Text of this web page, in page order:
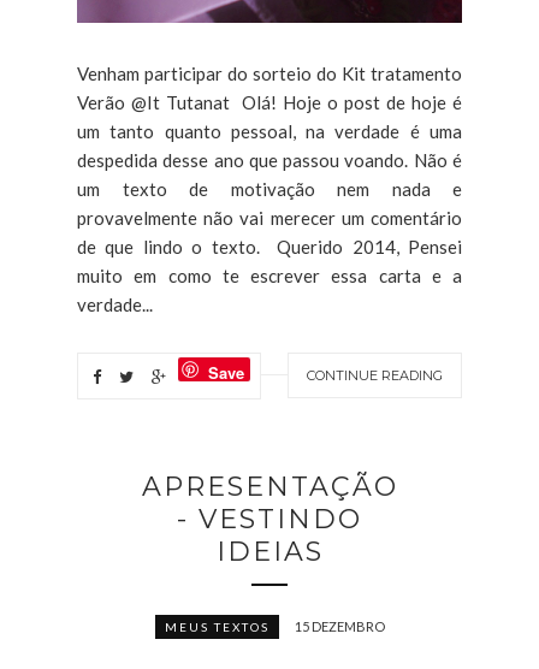
Venham participar do sorteio do Kit tratamento
Verão @It Tutanat Olá! Hoje o post de hoje é
um tanto quanto pessoal, na verdade é uma
despedida desse ano que passou voando. Não é
um texto de motivação nem nada e
provavelmente não vai merecer um comentário
de que lindo o texto. Querido 2014, Pensei
muito em como te escrever essa carta e a
verdade...
CONTINUE READING
Save
APRESENTAÇÃO
- VESTINDO
IDEIAS
MEUS TEXTOS 15 DEZEMBRO